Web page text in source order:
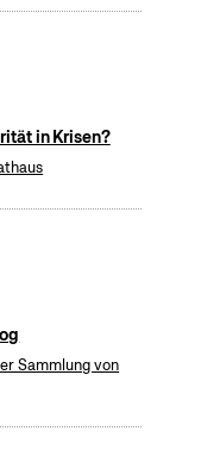
in Krisen?
Sammlung von